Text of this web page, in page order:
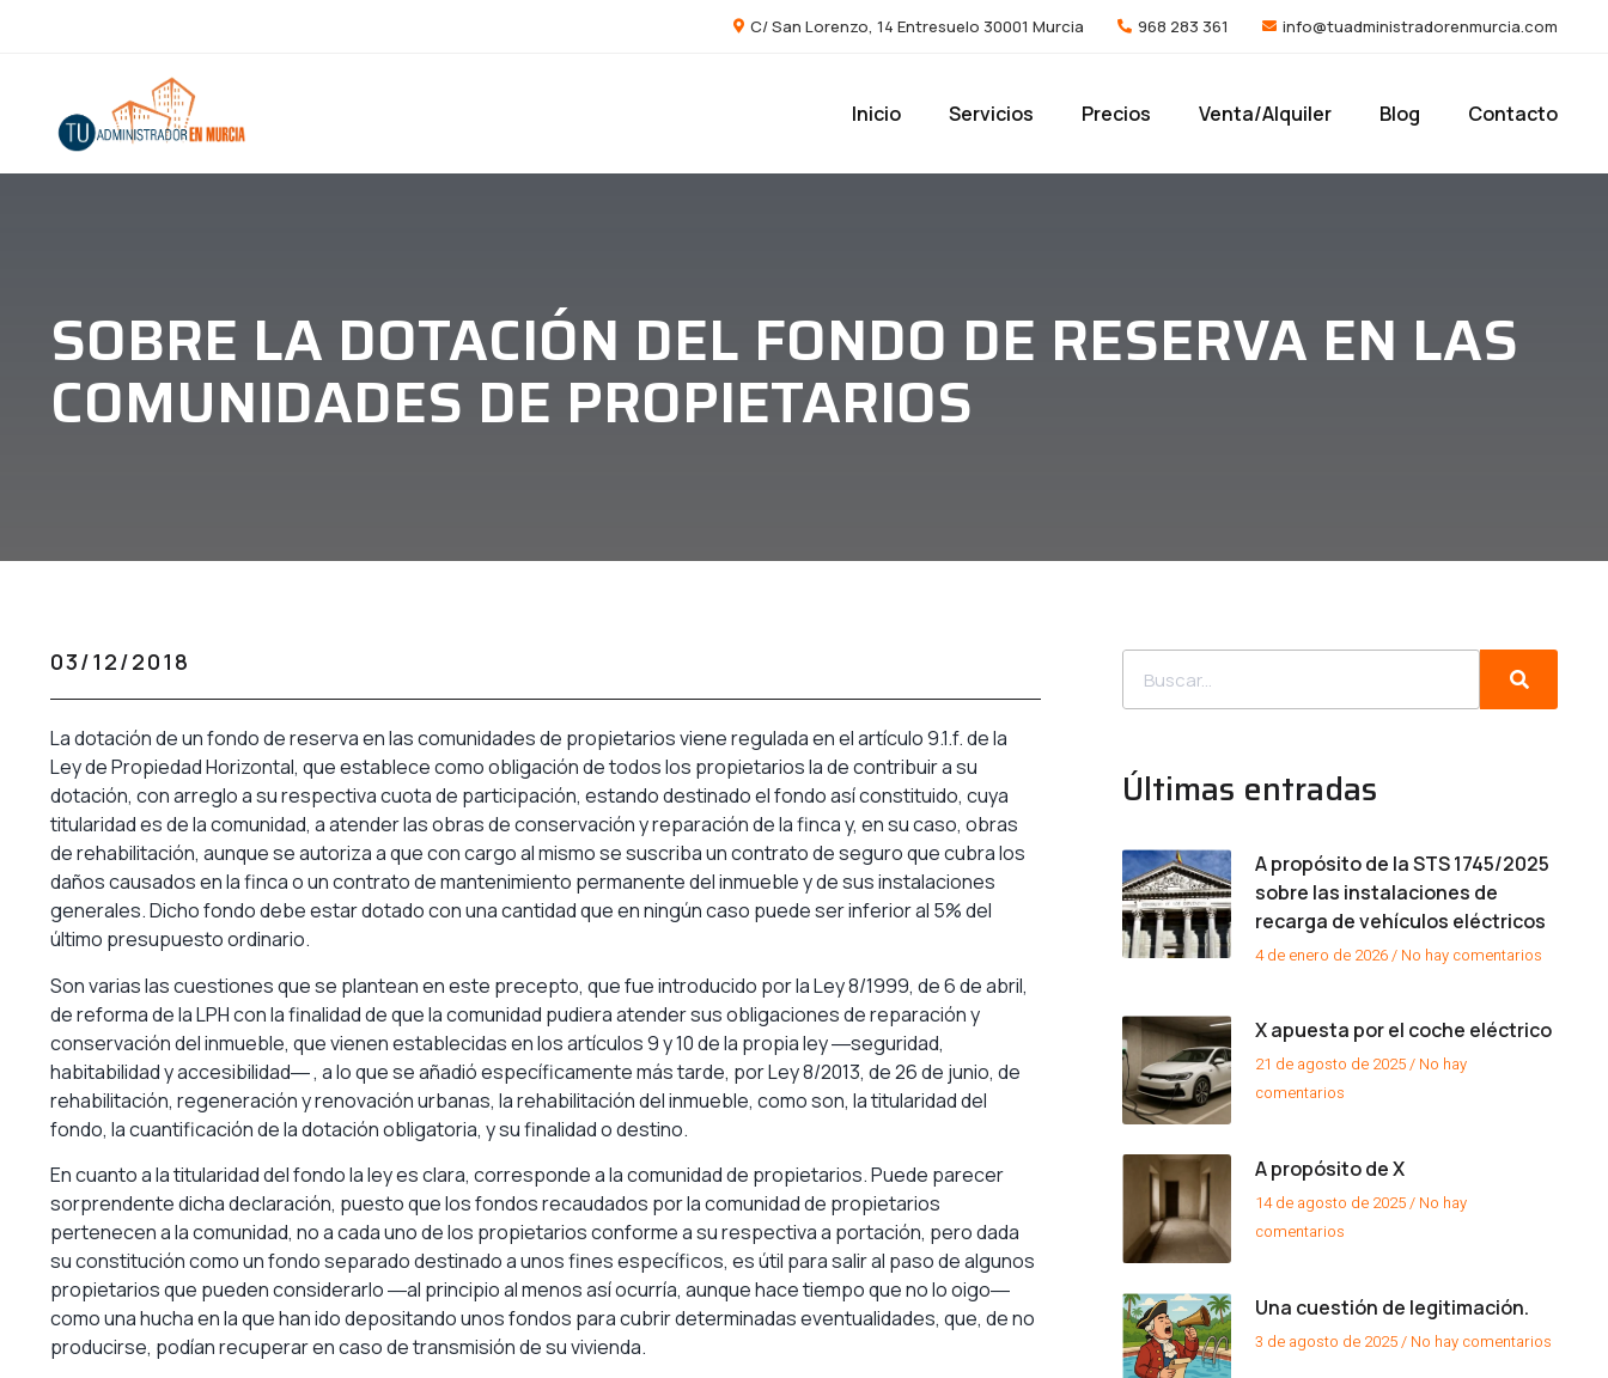
C/ San Lorenzo, 14 Entresuelo 30001 Murcia 968 283 361 info@tuadministradorenmurcia.com
Inicio Servicios Precios Venta/Alquiler Blog Contacto
SOBRE LA DOTACIÓN DEL FONDO DE RESERVA EN LAS
COMUNIDADES DE PROPIETARIOS
03/12/2018
La dotación de un fondo de reserva en las comunidades de propietarios viene regulada en el artículo 9.1.f. de la
Ley de Propiedad Horizontal, que establece como obligación de todos los propietarios la de contribuir a su
dotación, con arreglo a su respectiva cuota de participación, estando destinado el fondo así constituido, cuya
titularidad es de la comunidad, a atender las obras de conservación y reparación de la finca y, en su caso, obras
de rehabilitación, aunque se autoriza a que con cargo al mismo se suscriba un contrato de seguro que cubra los
daños causados en la finca o un contrato de mantenimiento permanente del inmueble y de sus instalaciones
generales. Dicho fondo debe estar dotado con una cantidad que en ningún caso puede ser inferior al 5% del
último presupuesto ordinario.
Son varias las cuestiones que se plantean en este precepto, que fue introducido por la Ley 8/1999, de 6 de abril,
de reforma de la LPH con la finalidad de que la comunidad pudiera atender sus obligaciones de reparación y
conservación del inmueble, que vienen establecidas en los artículos 9 y 10 de la propia ley ―seguridad,
habitabilidad y accesibilidad― , a lo que se añadió específicamente más tarde, por Ley 8/2013, de 26 de junio, de
rehabilitación, regeneración y renovación urbanas, la rehabilitación del inmueble, como son, la titularidad del
fondo, la cuantificación de la dotación obligatoria, y su finalidad o destino.
En cuanto a la titularidad del fondo la ley es clara, corresponde a la comunidad de propietarios. Puede parecer
sorprendente dicha declaración, puesto que los fondos recaudados por la comunidad de propietarios
pertenecen a la comunidad, no a cada uno de los propietarios conforme a su respectiva a portación, pero dada
su constitución como un fondo separado destinado a unos fines específicos, es útil para salir al paso de algunos
propietarios que pueden considerarlo ―al principio al menos así ocurría, aunque hace tiempo que no lo oigo―
como una hucha en la que han ido depositando unos fondos para cubrir determinadas eventualidades, que, de no
producirse, podían recuperar en caso de transmisión de su vivienda.
Últimas entradas
A propósito de la STS 1745/2025
sobre las instalaciones de
recarga de vehículos eléctricos
4 de enero de 2026 No hay comentarios
X apuesta por el coche eléctrico
21 de agosto de 2025
No hay
comentarios
A propósito de X
14 de agosto de 2025
No hay
comentarios
Una cuestión de legitimación.
3 de agosto de 2025 No hay comentarios